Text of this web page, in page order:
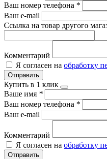
Ваш номер телефона *
Ваш e-mail
Ссылка на товар другого
Комментарий
Я согласен на обработку
Отправить
Купить в 1 клик
Ваше имя *
Ваш номер телефона *
Ваш e-mail
Комментарий
Я согласен на обработку
Отправить